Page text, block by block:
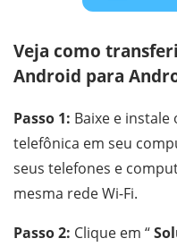
Veja como
Android para
Passo 1: Baixe e
telefônica em seu
seus telefones e
mesma rede Wi-Fi.
Passo 2: Clique em “